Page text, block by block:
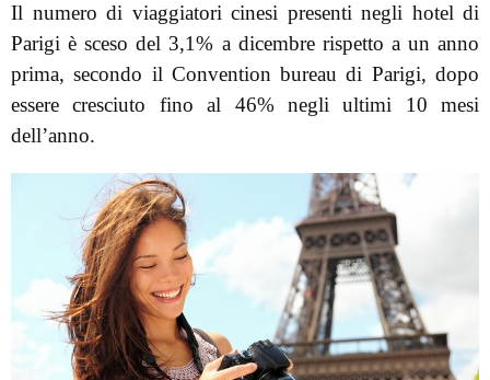
Il numero di viaggiatori cinesi presenti negli hotel di
Parigi è sceso del 3,1% a dicembre rispetto a un anno
prima, secondo il Convention bureau di Parigi, dopo
essere cresciuto fino al 46% negli ultimi 10 mesi
dell’anno.